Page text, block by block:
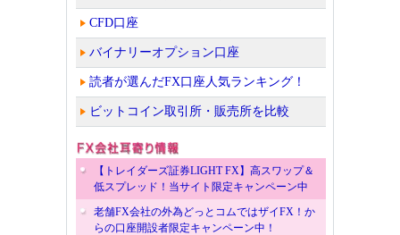
CFD口座
バイナリーオプション口座
読者が選んだFX口座人気ランキング！
ビットコイン取引所・販売所を比較
【トレイダーズ証券LIGHT FX】高スワップ＆
低スプレッド！当サイト限定キャンペーン中
老舗FX会社の外為どっとコムではザイFX！か
らの口座開設者限定キャンペーン中！